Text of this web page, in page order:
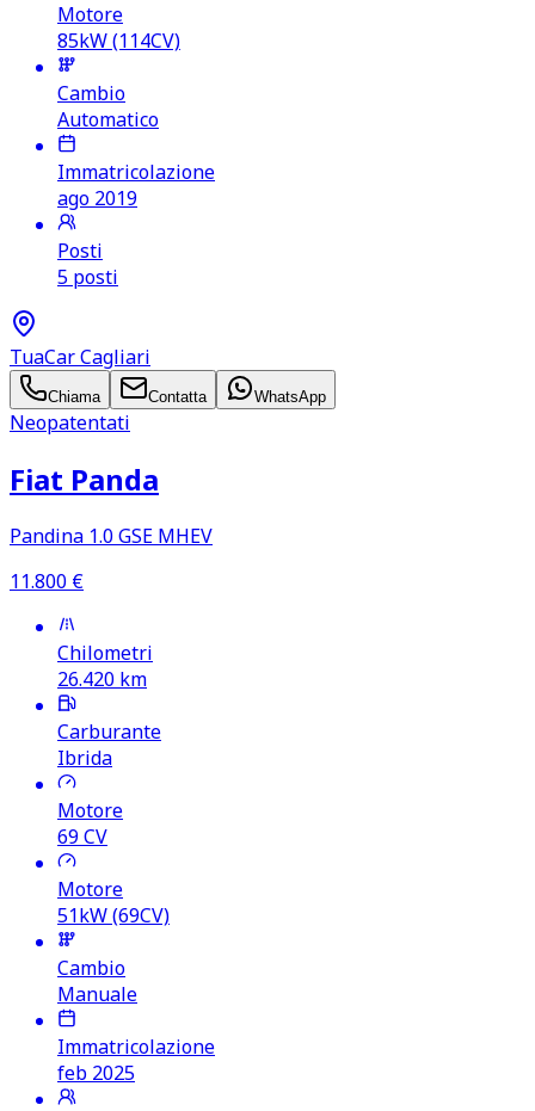
Motore
85kW (114CV)
Cambio
Automatico
Immatricolazione
ago 2019
Posti
5 posti
TuaCar Cagliari
Chiama Contatta WhatsApp
Neopatentati
Fiat Panda
Pandina 1.0 GSE MHEV
11.800 €
Chilometri
26.420 km
Carburante
Ibrida
Motore
69CV
Motore
51kW (69CV)
Cambio
Manuale
Immatricolazione
feb 2025